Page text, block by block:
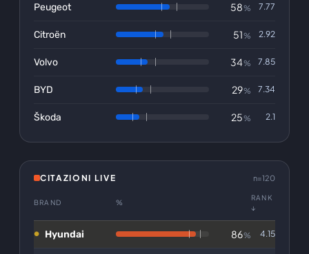
Peugeot 58% 7.77
Citroën 51% 2.92
Volvo 34% 7.85
BYD 29% 7.34
Škoda 25% 2.1
CITAZIONI LIVE n=120
BRAND %
RANK
↓
Hyundai 86% 4.15